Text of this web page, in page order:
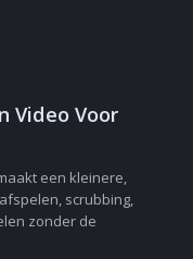
Video Voor
een kleinere,
scrubbing,
zonder de